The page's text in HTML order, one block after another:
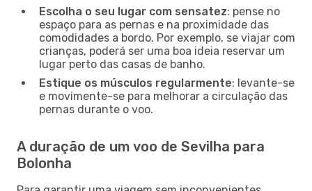
Escolha o seu lugar com sensatez: pense no
espaço para as pernas e na proximidade das
comodidades a bordo. Por exemplo, se viajar com
crianças, poderá ser uma boa ideia reservar um
lugar perto das casas de banho.
Estique os músculos regularmente: levante-se
e movimente-se para melhorar a circulação das
pernas durante o voo.
A duração de um voo de Sevilha para
Bolonha